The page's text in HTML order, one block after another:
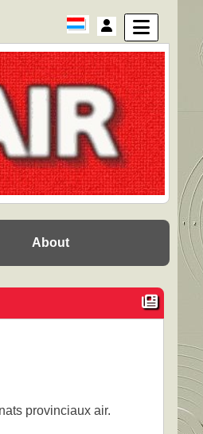
About
provinciaux air.